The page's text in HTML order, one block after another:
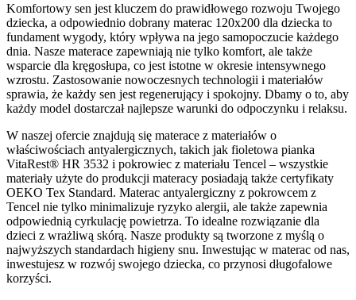
Komfortowy sen jest kluczem do prawidłowego rozwoju Twojego
dziecka, a odpowiednio dobrany materac 120x200 dla dziecka to
fundament wygody, który wpływa na jego samopoczucie każdego
dnia. Nasze materace zapewniają nie tylko komfort, ale także
wsparcie dla kręgosłupa, co jest istotne w okresie intensywnego
wzrostu. Zastosowanie nowoczesnych technologii i materiałów
sprawia, że każdy sen jest regenerujący i spokojny. Dbamy o to, aby
każdy model dostarczał najlepsze warunki do odpoczynku i relaksu.
W naszej ofercie znajdują się materace z materiałów o
właściwościach antyalergicznych, takich jak fioletowa pianka
VitaRest® HR 3532 i pokrowiec z materiału Tencel – wszystkie
materiały użyte do produkcji materacy posiadają także certyfikaty
OEKO Tex Standard. Materac antyalergiczny z pokrowcem z
Tencel nie tylko minimalizuje ryzyko alergii, ale także zapewnia
odpowiednią cyrkulację powietrza. To idealne rozwiązanie dla
dzieci z wrażliwą skórą. Nasze produkty są tworzone z myślą o
najwyższych standardach higieny snu. Inwestując w materac od nas,
inwestujesz w rozwój swojego dziecka, co przynosi długofalowe
korzyści.